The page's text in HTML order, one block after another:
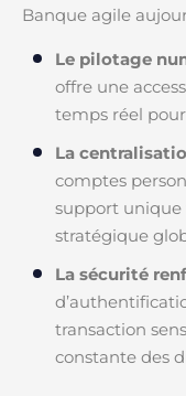
Banque agile
Le pilotage
offre une
temps réel
La
comptes
support unique
stratégique
La sécurité
transaction
constante des